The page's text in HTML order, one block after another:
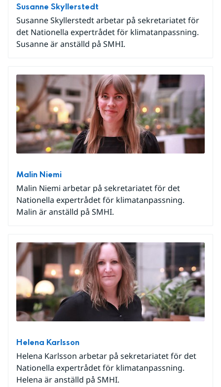
Susanne Skyllerstedt
Susanne Skyllerstedt arbetar på sekretariatet för
det Nationella expertrådet för klimatanpassning.
Susanne är anställd på SMHI.
Malin Niemi
Malin Niemi arbetar på sekretariatet för det
Nationella expertrådet för klimatanpassning.
Malin är anställd på SMHI.
Helena Karlsson
Helena Karlsson arbetar på sekretariatet för det
Nationella expertrådet för klimatanpassning.
Helena är anställd på SMHI.